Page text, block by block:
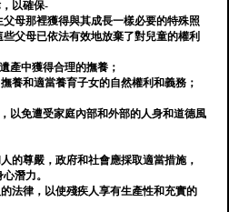
以確保-
母那裡獲得與其成長一樣必要的特殊照
父母已依法有效地放棄了對兒童的權利
產中獲得合理的撫養；
養和適當養育子女的自然權利和義務；
以免遭受家庭內部和外部的人身和道德風
的尊嚴，政府和社會應採取適當措施，
潛力。
法律，以使殘疾人享有生產性和充實的